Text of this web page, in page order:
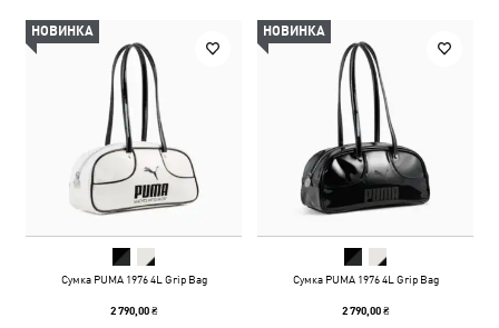
НОВИНКА
Сумка PUMA 1976 4L Grip Bag
2 790,00 ₴
НОВИНКА
Сумка PUMA 1976 4L Grip Bag
2 790,00 ₴